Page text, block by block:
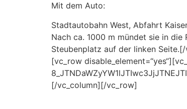
Mit dem Auto:
Stadtautobahn West, Abfahrt
Nach ca. 1000 m mündet sie in
Steubenplatz auf der linken
[vc_row
[/vc_column][/vc_row]